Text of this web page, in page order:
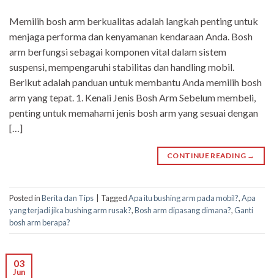
Memilih bosh arm berkualitas adalah langkah penting untuk
menjaga performa dan kenyamanan kendaraan Anda. Bosh
arm berfungsi sebagai komponen vital dalam sistem
suspensi, mempengaruhi stabilitas dan handling mobil.
Berikut adalah panduan untuk membantu Anda memilih bosh
arm yang tepat. 1. Kenali Jenis Bosh Arm Sebelum membeli,
penting untuk memahami jenis bosh arm yang sesuai dengan
[…]
CONTINUE READING →
Posted inBerita dan Tips TaggedApa itu bushing arm pada mobil?,Apa
yang terjadi jika bushing arm rusak?,Bosh arm dipasang dimana?,Ganti
bosh arm berapa?
03
Jun